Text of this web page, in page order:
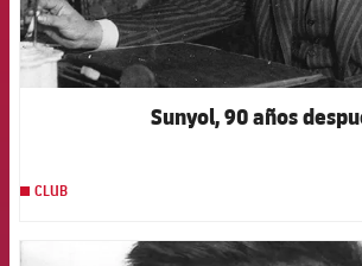
Sunyol, 90 años
CLUB
FCB